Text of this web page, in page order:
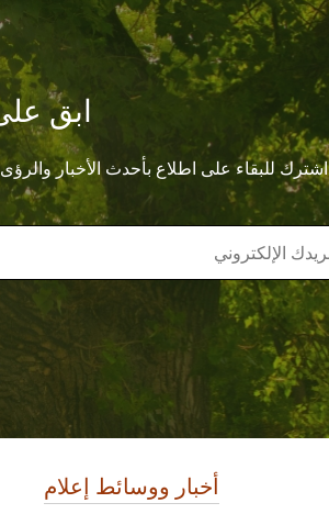
ابق
اشترك للبقاء على اطلاع بأحدث الأخبار
أخبار ووسائط إعلام